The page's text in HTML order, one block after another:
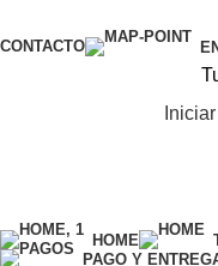
CONTACTO
HOME
PAGO Y